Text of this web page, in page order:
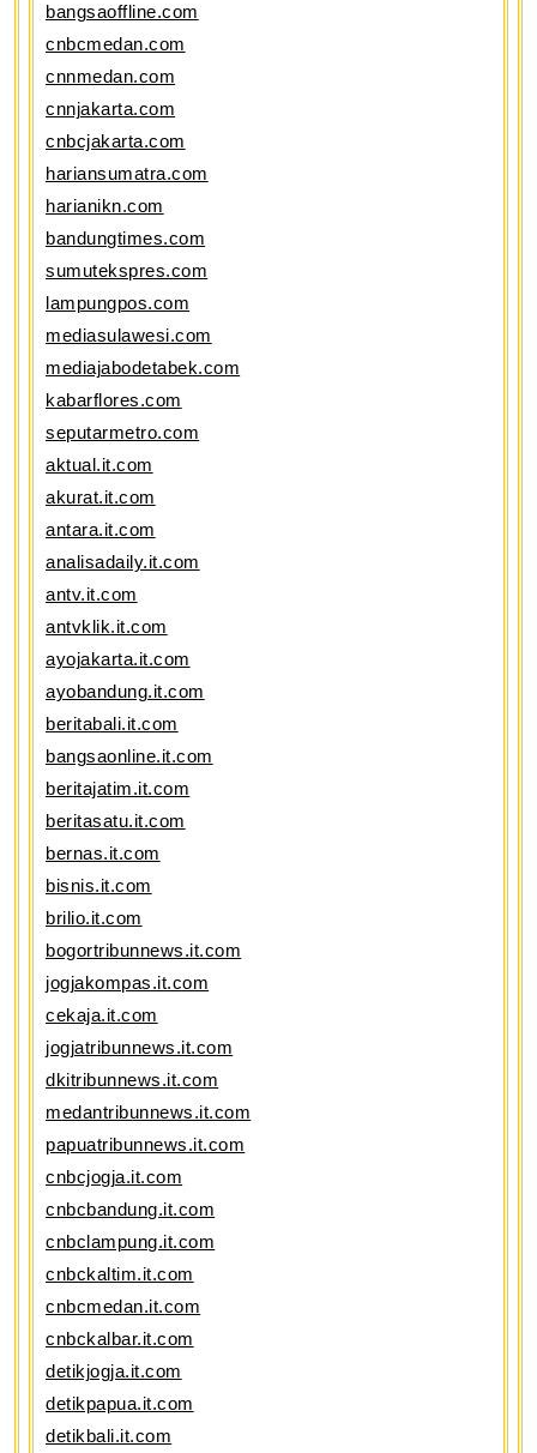
bangsaoffline.com
cnbcmedan.com
cnnmedan.com
cnnjakarta.com
cnbcjakarta.com
hariansumatra.com
harianikn.com
bandungtimes.com
sumutekspres.com
lampungpos.com
mediasulawesi.com
mediajabodetabek.com
kabarflores.com
seputarmetro.com
aktual.it.com
akurat.it.com
antara.it.com
analisadaily.it.com
antv.it.com
antvklik.it.com
ayojakarta.it.com
ayobandung.it.com
beritabali.it.com
bangsaonline.it.com
beritajatim.it.com
beritasatu.it.com
bernas.it.com
bisnis.it.com
brilio.it.com
bogortribunnews.it.com
jogjakompas.it.com
cekaja.it.com
jogjatribunnews.it.com
dkitribunnews.it.com
medantribunnews.it.com
papuatribunnews.it.com
cnbcjogja.it.com
cnbcbandung.it.com
cnbclampung.it.com
cnbckaltim.it.com
cnbcmedan.it.com
cnbckalbar.it.com
detikjogja.it.com
detikpapua.it.com
detikbali.it.com